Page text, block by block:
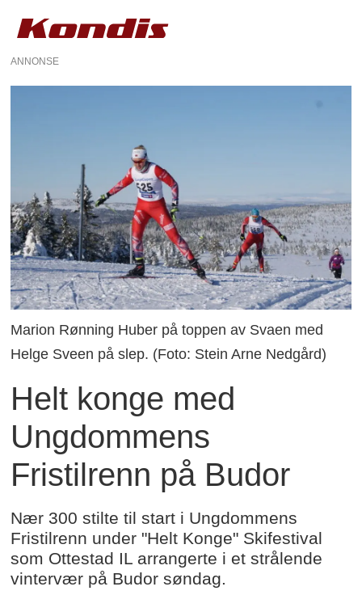
ANNONSE
Marion Rønning Huber på toppen av Svaen med
Helge Sveen på slep. (Foto: Stein Arne Nedgård)
Helt konge med
Ungdommens
Fristilrenn på Budor
Nær 300 stilte til start i Ungdommens
Fristilrenn under "Helt Konge" Skifestival
som Ottestad IL arrangerte i et strålende
vintervær på Budor søndag.